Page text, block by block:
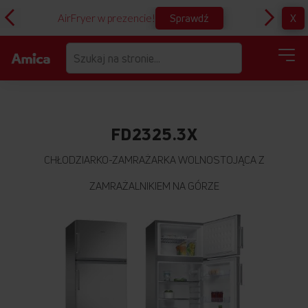
AirFryer w prezencie! Sprawdź X
FD2325.3X
CHŁODZIARKO-ZAMRAŻARKA WOLNOSTOJĄCA Z
ZAMRAŻALNIKIEM NA GÓRZE